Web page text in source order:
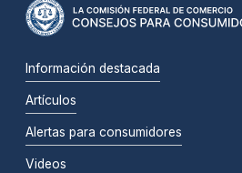
Información destacada
Artículos
Alertas para consumidores
Videos